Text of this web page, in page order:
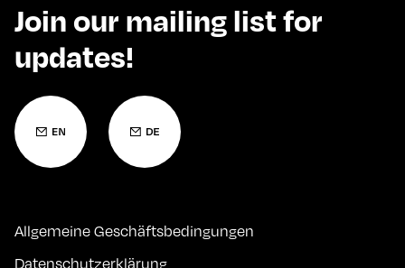
Join our mailing list for
updates!
Allgemeine Geschäftsbedingungen
Datenschutzerklärung